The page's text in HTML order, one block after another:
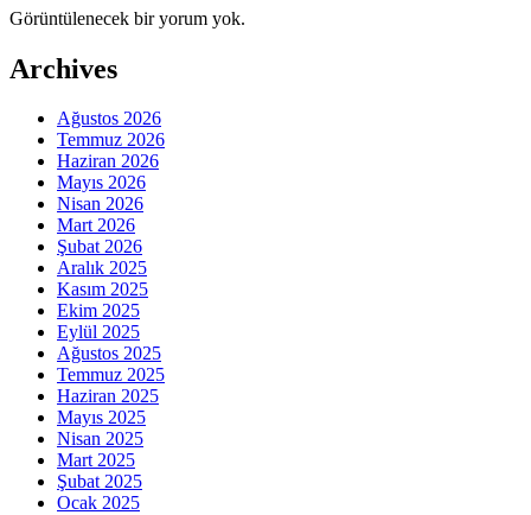
Görüntülenecek bir yorum yok.
Archives
Ağustos 2026
Temmuz 2026
Haziran 2026
Mayıs 2026
Nisan 2026
Mart 2026
Şubat 2026
Aralık 2025
Kasım 2025
Ekim 2025
Eylül 2025
Ağustos 2025
Temmuz 2025
Haziran 2025
Mayıs 2025
Nisan 2025
Mart 2025
Şubat 2025
Ocak 2025